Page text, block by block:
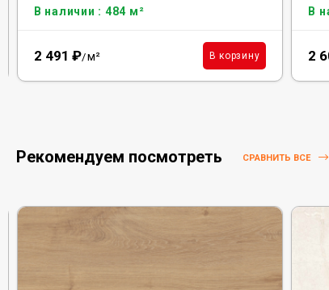
В наличии : 484 м²
2 491 ₽/м² В корзину
В
2
Рекомендуем посмотреть СРАВНИТЬ ВСЕ